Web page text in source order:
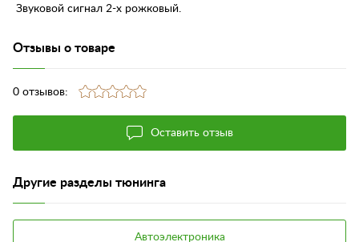
Звуковой сигнал 2-х рожковый.
Отзывы о товаре
0 отзывов:
Оставить отзыв
Другие разделы тюнинга
Автоэлектроника